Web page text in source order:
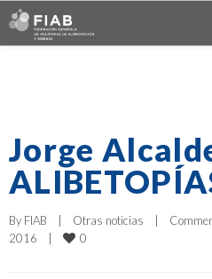
Jorge
By FIAB Otras noticias
2016
0